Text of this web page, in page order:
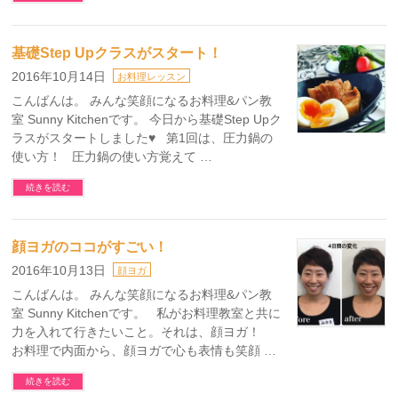
基礎Step Upクラスがスタート！
2016年10月14日 お料理レッスン
こんばんは。 みんな笑顔になるお料理&パン教
室 Sunny Kitchenです。 今日から基礎Step Upク
ラスがスタートしました♥ 第1回は、圧力鍋の
使い方！ 圧力鍋の使い方覚えて …
続きを読む
顔ヨガのココがすごい！
2016年10月13日 顔ヨガ
こんばんは。 みんな笑顔になるお料理&パン教
室 Sunny Kitchenです。 私がお料理教室と共に
力を入れて行きたいこと。それは、顔ヨガ！
お料理で内面から、顔ヨガで心も表情も笑顔 …
続きを読む